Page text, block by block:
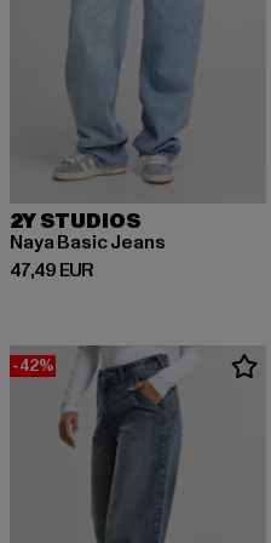
2Y STUDIOS
Naya Basic Jeans
47,49 EUR
Derzeitiger Preis: 47,49 EUR
-42%